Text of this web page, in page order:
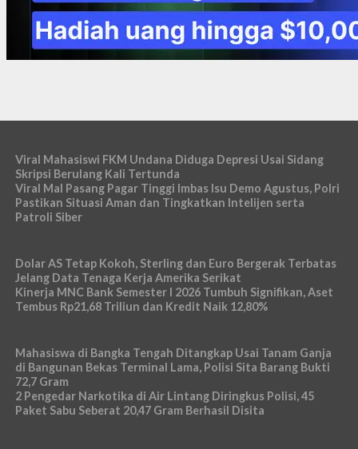
Viral Mahasiswi FKM Undana Diduga Depresi Usai Sidang
Skripsi Berulang Kali Tertunda
Viral Mal Pasang Pagar Tinggi Imbas Isu Demo Agustus, Polri
Pastikan Situasi Aman dan Tingkatkan Intelijen serta
Patroli Siber
Dolar AS Tetap Kokoh, Sterling dan Euro Bergerak Terbatas
Jelang Data Tenaga Kerja Amerika Serikat
Kinerja MNC Bank Semester I 2026 Tumbuh Signifikan, Aset
Tembus Rp21,68 Triliun dan Kredit Naik 12,80%
Mahasiswa di Bangka Tengah Ditangkap Usai Tanam Ganja
di Bangunan Bekas Terminal Lama, Polisi Sita Barang Bukti
72,7 Gram
2 Pengedar Narkotika di Air Lintang Diringkus Polisi, 45
Paket Sabu Seberat 20,47 Gram Berhasil Disita